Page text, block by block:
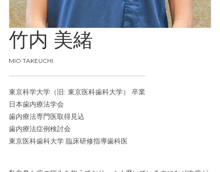
⽵内 美緒
MIO TAKEUCHI
東京科学大学（旧: 東京医科歯科大学） 卒業
⽇本⻭内療法学会
歯内療法専門医取得見込
⻭内療法症例検討会
東京医科⻭科⼤学 臨床研修指導⻭科医